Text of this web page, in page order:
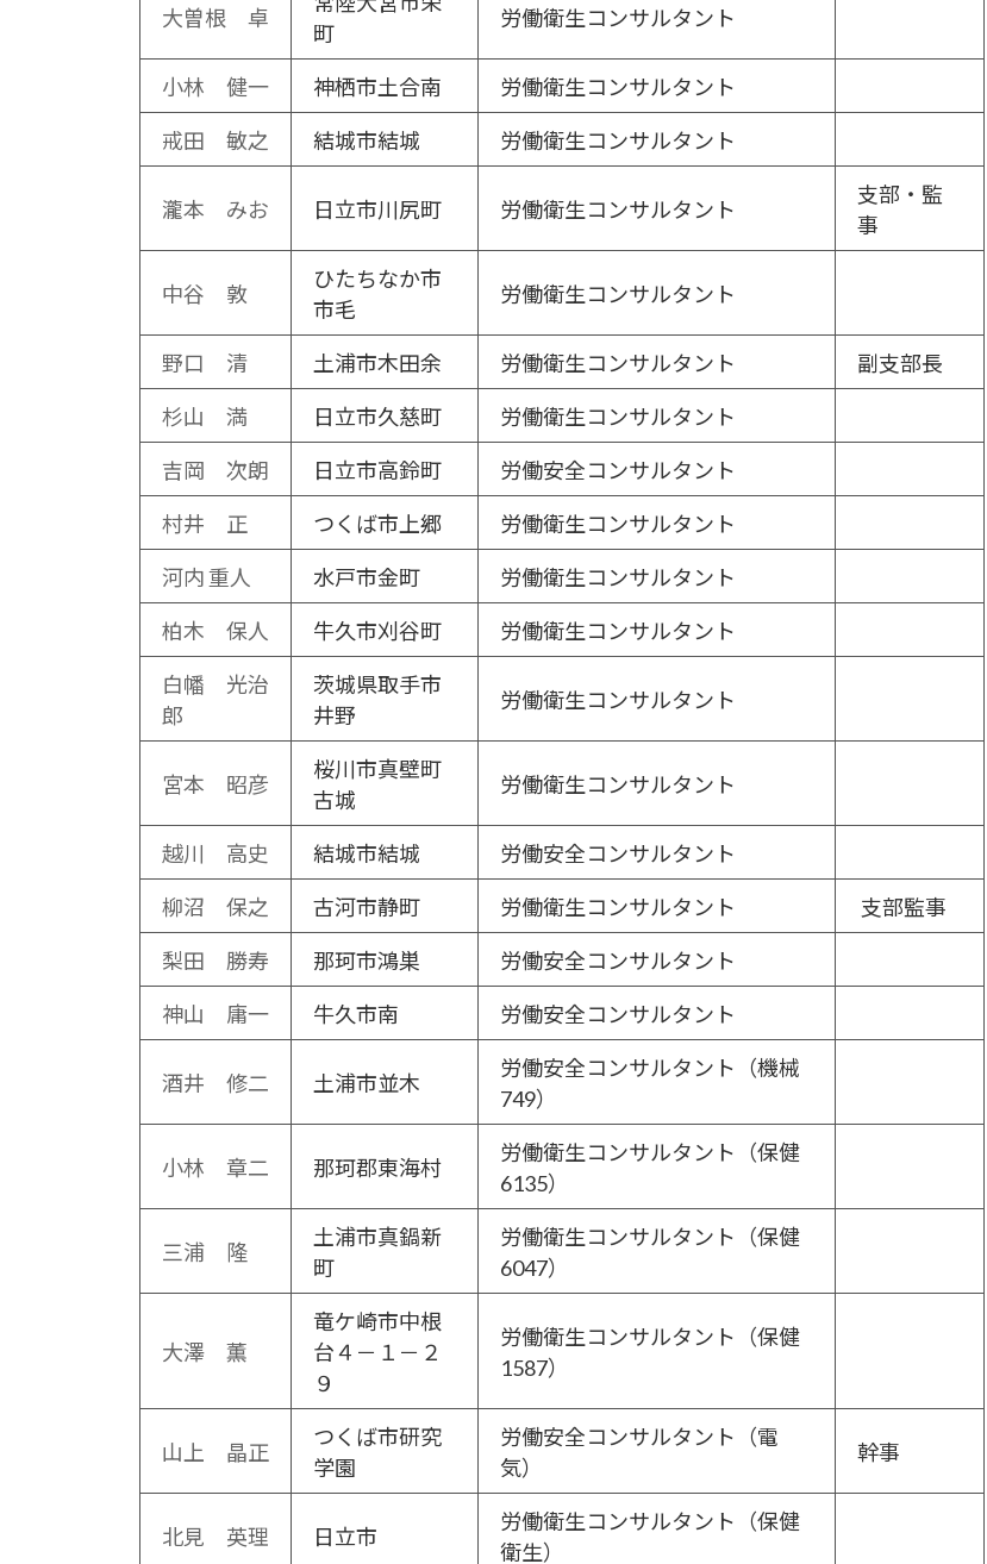
大曽根 卓
町
労働衛生コンサルタント
小林 健一 神栖市土合南 労働衛生コンサルタント
戒田 敏之 結城市結城 労働衛生コンサルタント
瀧本 みお 日立市川尻町 労働衛生コンサルタント
支部・監
事
中谷 敦
ひたちなか市
市毛
労働衛生コンサルタント
野口 清 土浦市木田余 労働衛生コンサルタント 副支部長
杉山 満 日立市久慈町 労働衛生コンサルタント
吉岡 次朗 日立市高鈴町 労働安全コンサルタント
村井 正 つくば市上郷 労働衛生コンサルタント
河内 重人 水戸市金町 労働衛生コンサルタント
柏木 保人 牛久市刈谷町 労働衛生コンサルタント
白幡 光治
郎
茨城県取手市
井野
労働衛生コンサルタント
宮本 昭彦
桜川市真壁町
古城
労働衛生コンサルタント
越川 高史 結城市結城 労働安全コンサルタント
柳沼 保之 古河市静町 労働衛生コンサルタント 支部監事
梨田 勝寿 那珂市鴻巣 労働安全コンサルタント
神山 庸一 牛久市南 労働安全コンサルタント
酒井 修二 土浦市並木
労働安全コンサルタント（機械
749）
小林 章二 那珂郡東海村
労働衛生コンサルタント（保健
6135）
三浦 隆
土浦市真鍋新
町
労働衛生コンサルタント（保健
6047）
大澤 薫
竜ケ崎市中根
台４－１－２
９
労働衛生コンサルタント（保健
1587）
山上 晶正
つくば市研究
学園
労働安全コンサルタント（電
気）
幹事
北見 英理 日立市
労働衛生コンサルタント（保健
衛生）